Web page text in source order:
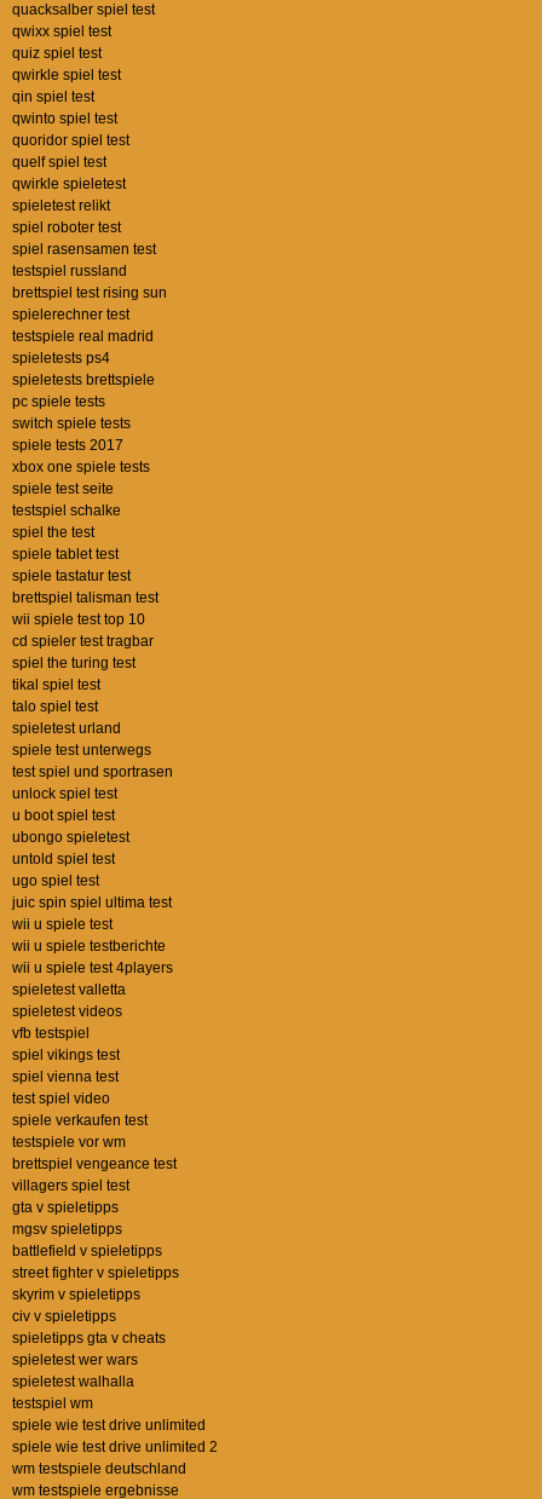
quacksalber spiel test
qwixx spiel test
quiz spiel test
qwirkle spiel test
qin spiel test
qwinto spiel test
quoridor spiel test
quelf spiel test
qwirkle spieletest
spieletest relikt
spiel roboter test
spiel rasensamen test
testspiel russland
brettspiel test rising sun
spielerechner test
testspiele real madrid
spieletests ps4
spieletests brettspiele
pc spiele tests
switch spiele tests
spiele tests 2017
xbox one spiele tests
spiele test seite
testspiel schalke
spiel the test
spiele tablet test
spiele tastatur test
brettspiel talisman test
wii spiele test top 10
cd spieler test tragbar
spiel the turing test
tikal spiel test
talo spiel test
spieletest urland
spiele test unterwegs
test spiel und sportrasen
unlock spiel test
u boot spiel test
ubongo spieletest
untold spiel test
ugo spiel test
juic spin spiel ultima test
wii u spiele test
wii u spiele testberichte
wii u spiele test 4players
spieletest valletta
spieletest videos
vfb testspiel
spiel vikings test
spiel vienna test
test spiel video
spiele verkaufen test
testspiele vor wm
brettspiel vengeance test
villagers spiel test
gta v spieletipps
mgsv spieletipps
battlefield v spieletipps
street fighter v spieletipps
skyrim v spieletipps
civ v spieletipps
spieletipps gta v cheats
spieletest wer wars
spieletest walhalla
testspiel wm
spiele wie test drive unlimited
spiele wie test drive unlimited 2
wm testspiele deutschland
wm testspiele ergebnisse